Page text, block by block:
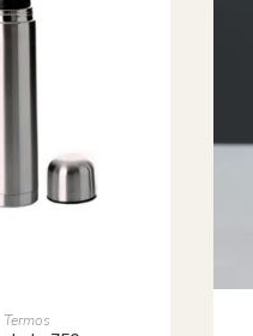
MÁS
Termos